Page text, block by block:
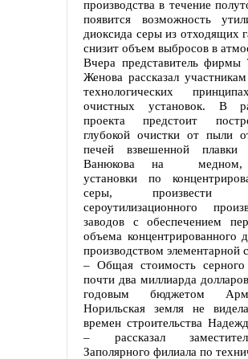
производства в течение
появится возможность
диоксида серы из отходящих
снизит объем выбросов в
Вчера представитель
Женова рассказал
технологических
очистных установок. В
проекта предстоит
глубокой очистки от пыли
печей взвешенной
Ванюкова на медном,
установки по
серы, произвести
сероутилизационного
заводов с обеспечением
объема концентрированного
производством элементарной
– Общая стоимость
почти два миллиарда
годовым бюджетом
Норильская земля не
времен строительства
– рассказал
Заполярного филиала по